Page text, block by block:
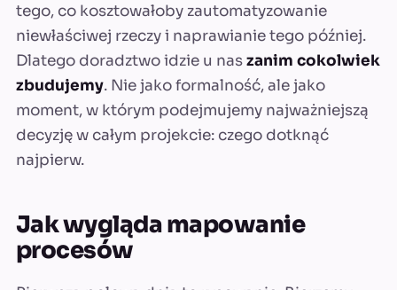
tego, co kosztowałoby zautomatyzowanie
niewłaściwej rzeczy i naprawianie tego później.
Dlatego doradztwo idzie u naszanim cokolwiek
zbudujemy. Nie jako formalność, ale jako
moment, w którym podejmujemy najważniejszą
decyzję w całym projekcie: czego dotknąć
najpierw.
Jak wygląda mapowanie
procesów